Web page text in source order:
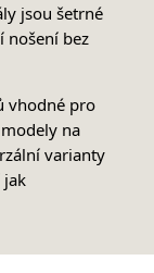
jsou šetrné
nošení bez
vhodné pro
na
varianty
jak